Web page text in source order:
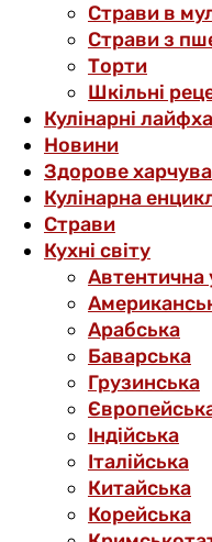
Страви в
Страви з
Торти
Шкільні
Кулінарні
Новини
Здорове
Кулінарна
Страви
Кухні світу
Автентична
Арабська
Баварська
Грузинська
Індійська
Італійська
Китайська
Корейська